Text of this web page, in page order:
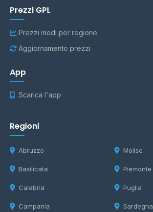
Prezzi GPL
Prezzi medi per regione
Aggiornamento prezzi
App
Scarica l'app
Regioni
Abruzzo
Basilicata
Calabria
Campania
Molise
Piemonte
Puglia
Sardegna